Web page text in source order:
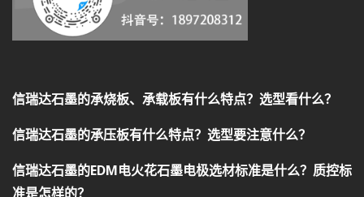
信瑞达石墨的承烧板、承载板有什么特点？选型看什么？
信瑞达石墨的承压板有什么特点？选型要注意什么？
信瑞达石墨的EDM电火花石墨电极选材标准是什么？质控标
准是怎样的？